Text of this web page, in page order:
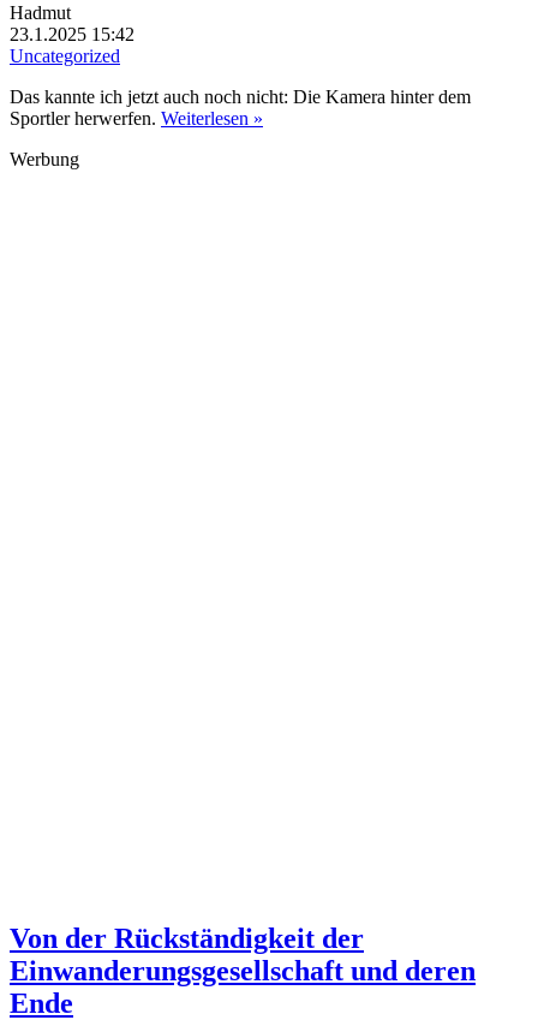
Hadmut
23.1.2025 15:42
Uncategorized
Das kannte ich jetzt auch noch nicht: Die Kamera hinter dem
Sportler herwerfen. Weiterlesen »
Werbung
Von der Rückständigkeit der
Einwanderungsgesellschaft und deren
Ende